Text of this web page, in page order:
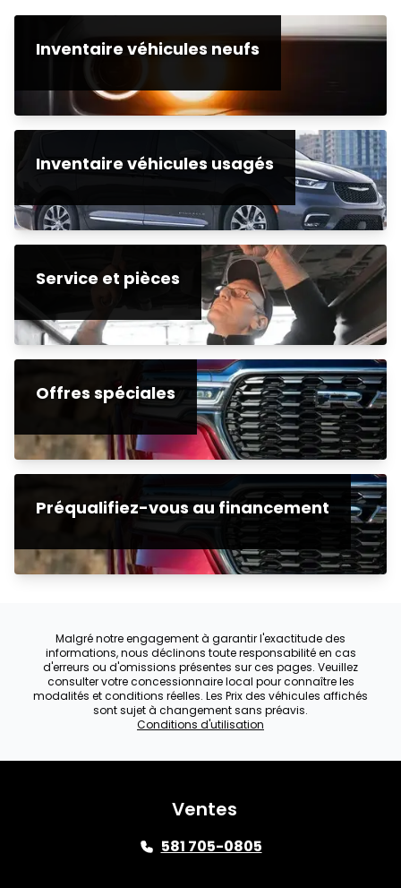
Inventaire véhicules neufs
Inventaire véhicules usagés
Service et pièces
Offres spéciales
Préqualifiez-vous au financement
Malgré notre engagement à garantir l'exactitude des
informations, nous déclinons toute responsabilité en cas
d'erreurs ou d'omissions présentes sur ces pages. Veuillez
consulter votre concessionnaire local pour connaître les
modalités et conditions réelles. Les Prix des véhicules affichés
sont sujet à changement sans préavis.
Conditions d'utilisation
Ventes
581 705-0805